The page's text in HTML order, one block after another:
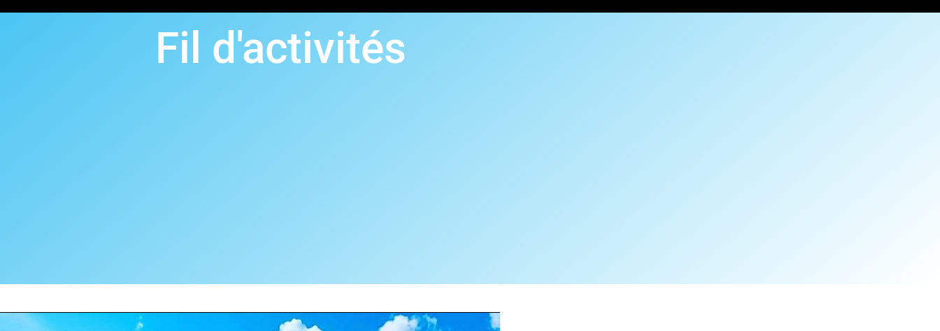
Fil d'activités